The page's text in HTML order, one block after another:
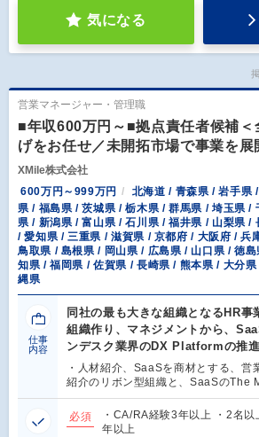
気になる
営業マネージャー・管理職
■年収600万円～■拠点責任者候補＜
げをお任せ／未開拓市場で事業を展
XMile株式会社
600万円～999万円
北海道 / 青森県 / 岩手県
県 / 福島県 / 茨城県 / 栃木県 / 群馬県 / 埼玉県 /
県 / 新潟県 / 富山県 / 石川県 / 福井県 / 山梨県 /
/ 愛知県 / 三重県 / 滋賀県 / 京都府 / 大阪府 / 兵
鳥取県 / 島根県 / 岡山県 / 広島県 / 山口県 / 徳
知県 / 福岡県 / 佐賀県 / 長崎県 / 熊本県 / 大分
縄県
仕事
内容
同社の最も大きな組織となるHR事
組織作り、マネジメントから、
ンデスク業界のDX Platformの推進
・人材紹介、SaaSを商材とする、営
紹介のリボン型組織と、SaaSのThe
必須
・CA/RA経験3年以上 ・2名
年以上